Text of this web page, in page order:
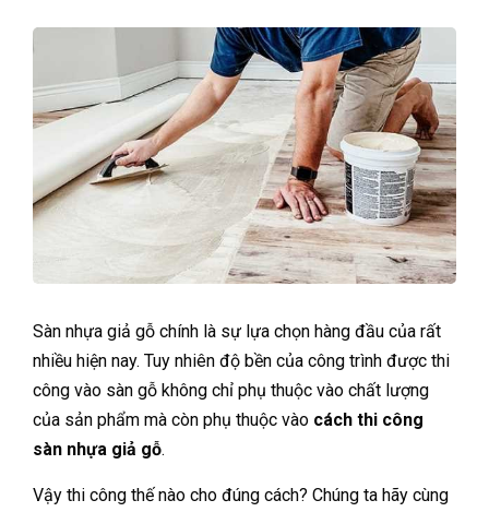
Sàn nhựa giả gỗ chính là sự lựa chọn hàng đầu của rất
nhiều hiện nay. Tuy nhiên độ bền của công trình được thi
công vào sàn gỗ không chỉ phụ thuộc vào chất lượng
của sản phẩm mà còn phụ thuộc vào cách thi công
sàn nhựa giả gỗ.
Vậy thi công thế nào cho đúng cách? Chúng ta hãy cùng